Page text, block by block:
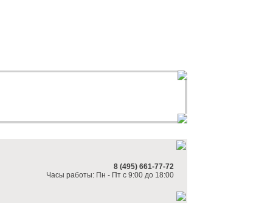
8 (495) 661-77-72
Часы работы: Пн - Пт с 9:00 до 18:00